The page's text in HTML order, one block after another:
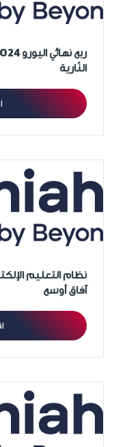
النّارية
نظام التعليم
آفاق أوسع